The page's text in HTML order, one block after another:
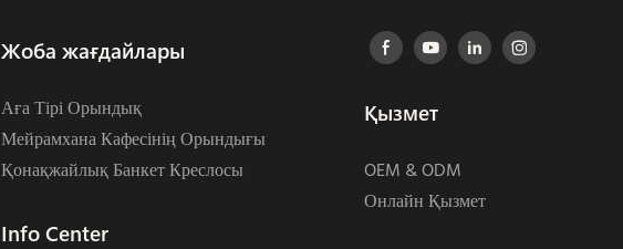
Жоба жағдайлары
Аға Тірі Орындық
Мейрамхана Кафесінің Орындығы
Қонақжайлық Банкет Креслосы
Info Center
Қызмет
OEM & ODM
Онлайн Қызмет